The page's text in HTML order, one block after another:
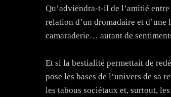
Qu’adviendra-t-il de l’amitié
relation d’un dromadaire et
camaraderie… autant de
Et si la bestialité permettait de
pose les bases de l’univers de sa
les tabous sociétaux et, surtout,